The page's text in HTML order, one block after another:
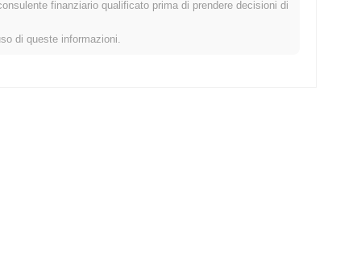
centralized and decentralized.
finanziario qualificato prima di prendere decisioni di
di queste informazioni.